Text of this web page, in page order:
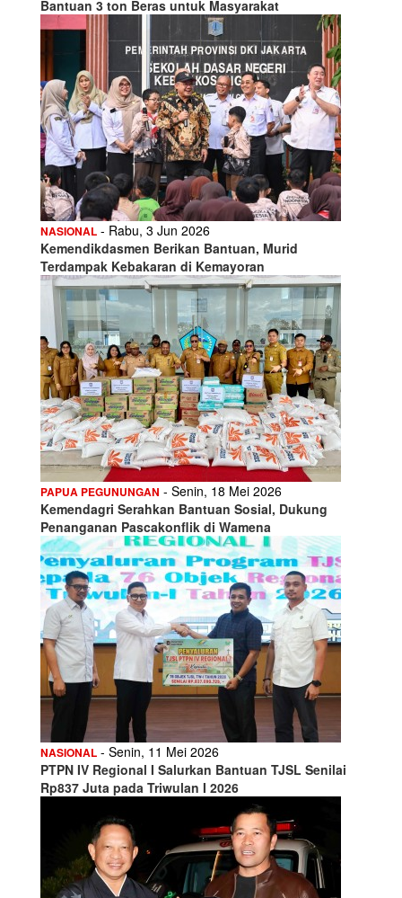
Bantuan 3 ton Beras untuk Masyarakat
NASIONAL - Rabu, 3 Jun 2026
Kemendikdasmen Berikan Bantuan, Murid
Terdampak Kebakaran di Kemayoran
PAPUA PEGUNUNGAN - Senin, 18 Mei 2026
Kemendagri Serahkan Bantuan Sosial, Dukung
Penanganan Pascakonflik di Wamena
NASIONAL - Senin, 11 Mei 2026
PTPN IV Regional I Salurkan Bantuan TJSL Senilai
Rp837 Juta pada Triwulan I 2026